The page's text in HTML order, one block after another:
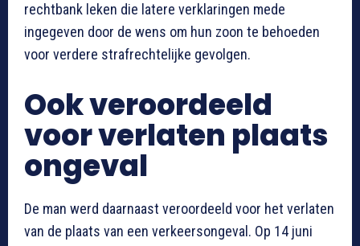
rechtbank leken die latere verklaringen mede
ingegeven door de wens om hun zoon te behoeden
voor verdere strafrechtelijke gevolgen.
Ook veroordeeld
voor verlaten plaats
ongeval
De man werd daarnaast veroordeeld voor het verlaten
van de plaats van een verkeersongeval. Op 14 juni